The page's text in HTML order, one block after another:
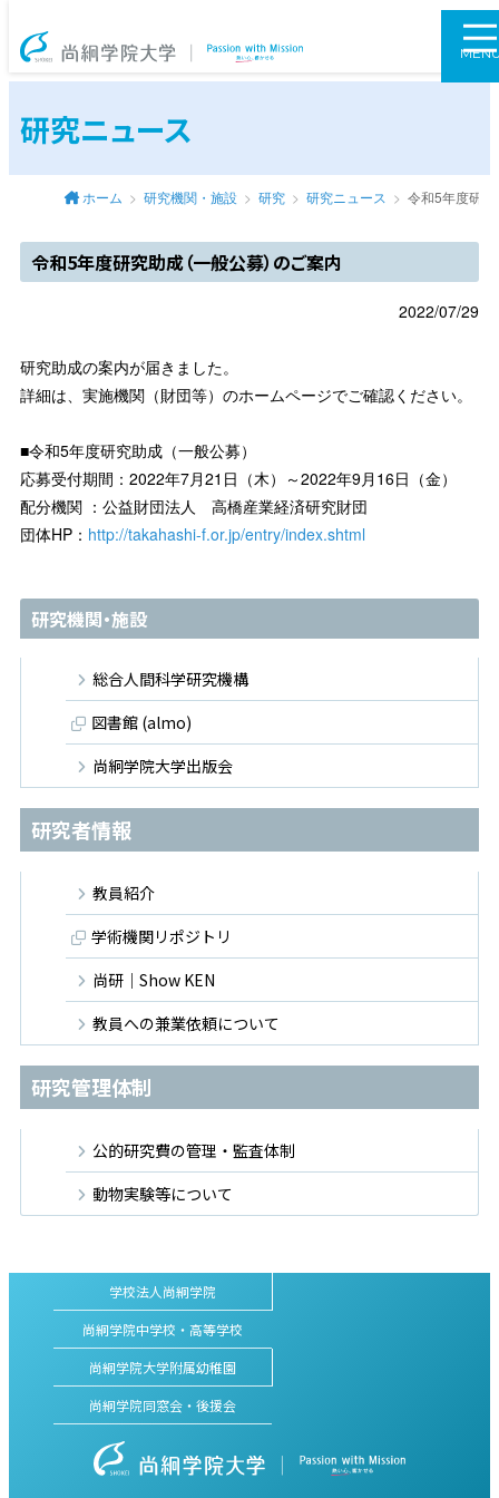
尚絅学院大学
研究ニュース
ホーム 研究機関・施設 研究 研究ニュース 令和5年度研
令和5年度研究助成（一般公募）のご案内
2022/07/29
研究助成の案内が届きました。
詳細は、実施機関（財団等）のホームページでご確認ください。
■令和5年度研究助成（一般公募）
応募受付期間：2022年7月21日（木）～2022年9月16日（金）
配分機関 ：公益財団法人 高橋産業経済研究財団
団体HP： http://takahashi-f.or.jp/entry/index.shtml
研究機関・施設
総合人間科学研究機構
図書館 (almo)
尚絅学院大学出版会
研究者情報
教員紹介
学術機関リポジトリ
尚研｜Show KEN
教員への兼業依頼について
研究管理体制
公的研究費の管理・監査体制
動物実験等について
学校法人尚絅学院
尚絅学院中学校・高等学校
尚絅学院大学附属幼稚園
尚絅学院同窓会・後援会